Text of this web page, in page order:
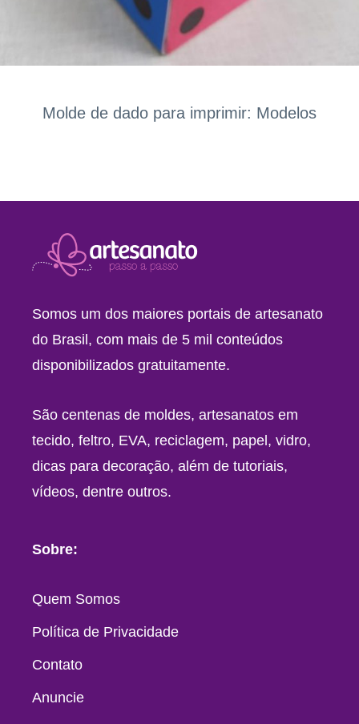
Molde de dado para imprimir: Modelos
Somos um dos maiores portais de artesanato
do Brasil, com mais de 5 mil conteúdos
disponibilizados gratuitamente.
São centenas de moldes, artesanatos em
tecido, feltro, EVA, reciclagem, papel, vidro,
dicas para decoração, além de tutoriais,
vídeos, dentre outros.
Sobre:
Quem Somos
Política de Privacidade
Contato
Anuncie